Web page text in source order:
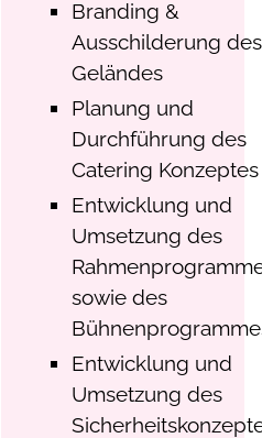
Branding &
Ausschilderung des
Geländes
Planung und
Durchführung des
Catering Konzeptes
Entwicklung und
Umsetzung des
sowie des
Entwicklung und
Umsetzung des